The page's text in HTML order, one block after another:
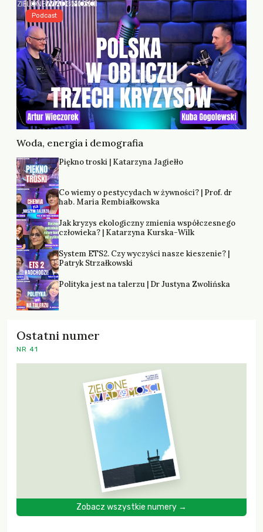
Woda, energia i demografia
Podcast
Piękno troski | Katarzyna Jagiełło
Co wiemy o pestycydach w żywności? | Prof. dr
hab. Maria Rembiałkowska
Jak kryzys ekologiczny zmienia współczesnego
człowieka? | Katarzyna Kurska-Wilk
System ETS2. Czy wyczyści nasze kieszenie? |
Patryk Strzałkowski
Polityka jest na talerzu | Dr Justyna Zwolińska
Ostatni numer
NR 41
Zobacz wszystkie numery →